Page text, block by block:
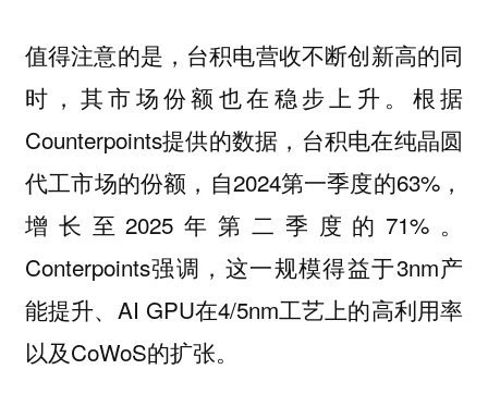
值得注意的是，台积电营收不断创新高的同
时，其市场份额也在稳步上升。根据
Counterpoints提供的数据，台积电在纯晶圆
代工市场的份额，自2024第一季度的63%，
增长至2025年第二季度的71%。
Conterpoints强调，这一规模得益于3nm产
能提升、AI GPU在4/5nm工艺上的高利用率
以及CoWoS的扩张。